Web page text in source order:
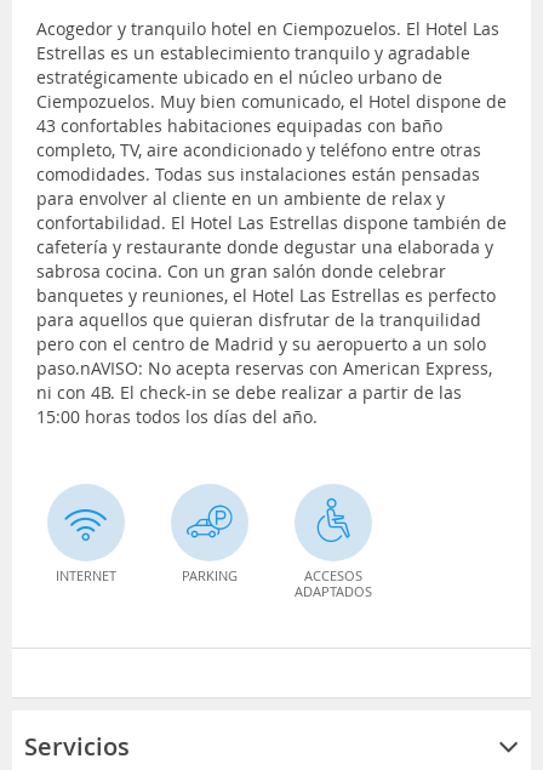
Acogedor y tranquilo hotel en Ciempozuelos. El Hotel Las
Estrellas es un establecimiento tranquilo y agradable
estratégicamente ubicado en el núcleo urbano de
Ciempozuelos. Muy bien comunicado, el Hotel dispone de
43 confortables habitaciones equipadas con baño
completo, TV, aire acondicionado y teléfono entre otras
comodidades. Todas sus instalaciones están pensadas
para envolver al cliente en un ambiente de relax y
confortabilidad. El Hotel Las Estrellas dispone también de
cafetería y restaurante donde degustar una elaborada y
sabrosa cocina. Con un gran salón donde celebrar
banquetes y reuniones, el Hotel Las Estrellas es perfecto
para aquellos que quieran disfrutar de la tranquilidad
pero con el centro de Madrid y su aeropuerto a un solo
paso.nAVISO: No acepta reservas con American Express,
ni con 4B. El check-in se debe realizar a partir de las
15:00 horas todos los días del año.
INTERNET PARKING
ACCESOS
ADAPTADOS
Servicios